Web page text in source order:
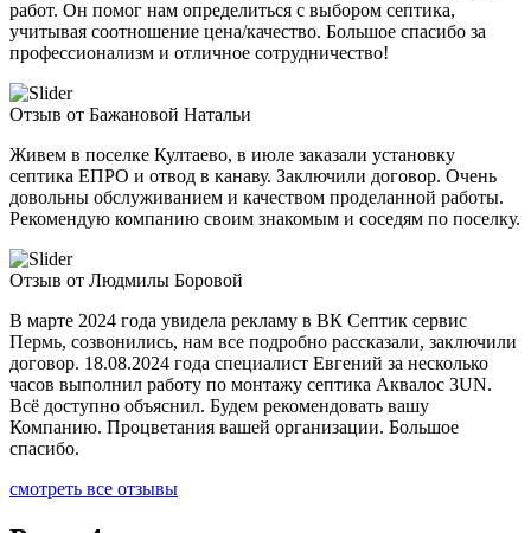
работ. Он помог нам определиться с выбором септика,
учитывая соотношение цена/качество. Большое спасибо за
профессионализм и отличное сотрудничество!
Отзыв от Бажановой Натальи
Живем в поселке Култаево, в июле заказали установку
септика ЕПРО и отвод в канаву. Заключили договор. Очень
довольны обслуживанием и качеством проделанной работы.
Рекомендую компанию своим знакомым и соседям по поселку.
Отзыв от Людмилы Боровой
В марте 2024 года увидела рекламу в ВК Септик сервис
Пермь, созвонились, нам все подробно рассказали, заключили
договор. 18.08.2024 года специалист Евгений за несколько
часов выполнил работу по монтажу септика Аквалос 3UN.
Всё доступно объяснил. Будем рекомендовать вашу
Компанию. Процветания вашей организации. Большое
спасибо.
смотреть все отзывы